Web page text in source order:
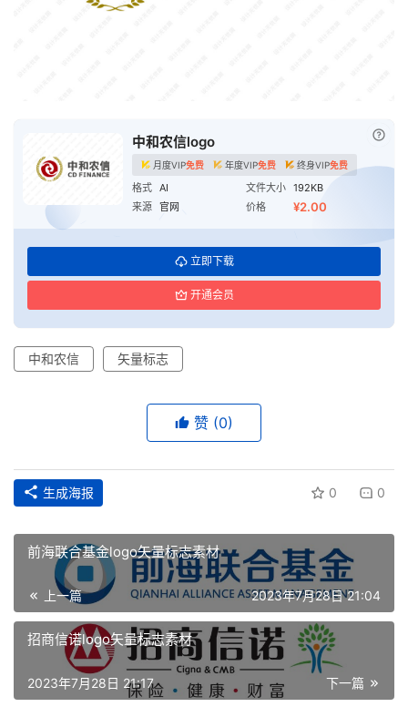
首
中和农信logo
月度VIP免费 年度VIP免费 终身VIP免费
格式 AI 文件大小
192KB
来源 官网 价格 ¥2.00
立即下载
开通会员
中和农信 矢量标志
赞 (0)
生成海报 0 0
前海联合基金logo矢量标志素材
上一篇 2023年7月28日 21:04
招商信诺logo矢量标志素材
下一篇
2023年7月28日 21:17